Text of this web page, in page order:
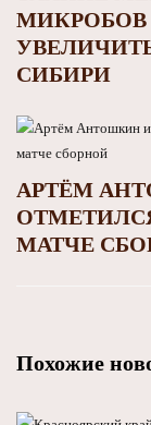
МИКРОБОВ
СИБИРИ
АРТЁМ
МАТЧЕ
Похожие